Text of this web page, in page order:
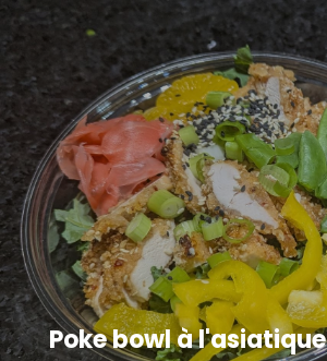
Poke bowl à l'asiatique